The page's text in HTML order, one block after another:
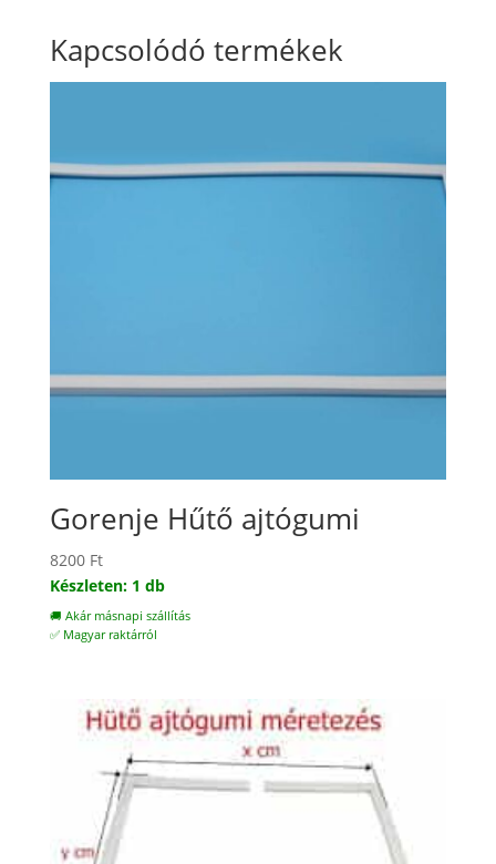
Kapcsolódó termékek
Gorenje Hűtő ajtógumi
8200 Ft
Készleten: 1 db
🚚 Akár másnapi szállítás
✅ Magyar raktárról